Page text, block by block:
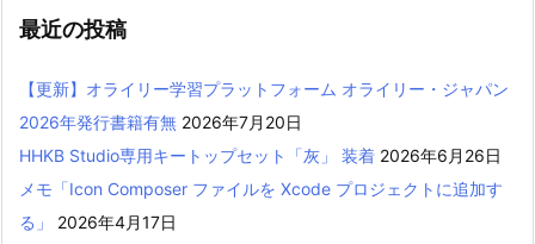
最近の投稿
【更新】オライリー学習プラットフォーム オライリー・ジャパン
2026年発行書籍有無 2026年7月20日
HHKB Studio専用キートップセット「灰」 装着 2026年6月26日
メモ「Icon Composer ファイルを Xcode プロジェクトに追加す
る」
2026年4月17日